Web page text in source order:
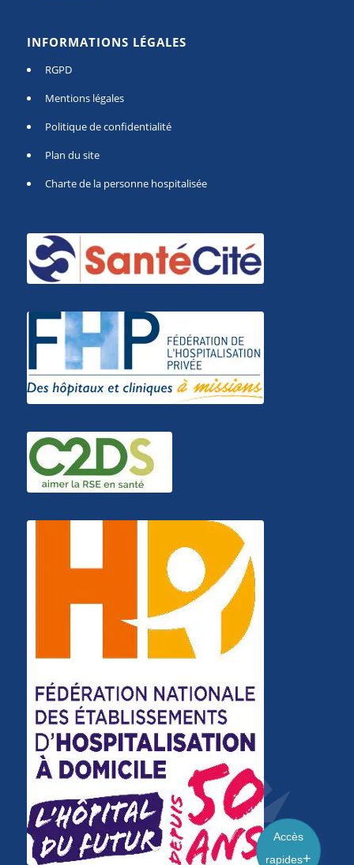
Accès
rapides
INFORMATIONS LÉGALES
RGPD
Mentions légales
Politique de confidentialité
Plan du site
Charte de la personne hospitalisée